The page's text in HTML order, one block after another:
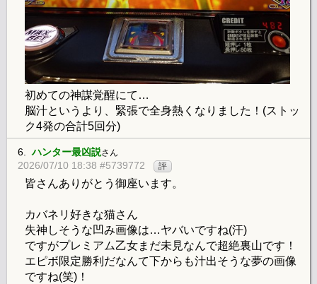
初めての神謀覚醒にて…
脳汁というより、緊張で全身熱くなりました！(ストッ
ク4発の合計5回分)
6.ハンター最凶説さん
2026/07/10 18:38 #5739772 評
皆さんありがとう御座います。
カバネリ好きな猫さん
失神しそうな凹み画像は…ヤバいですね(汗)
ですがプレミアム乙女まだ未見なんで超絶裏山です！
エピボ限定勝利だなんて下からも汁出そうな夢の画像
ですね(笑)！